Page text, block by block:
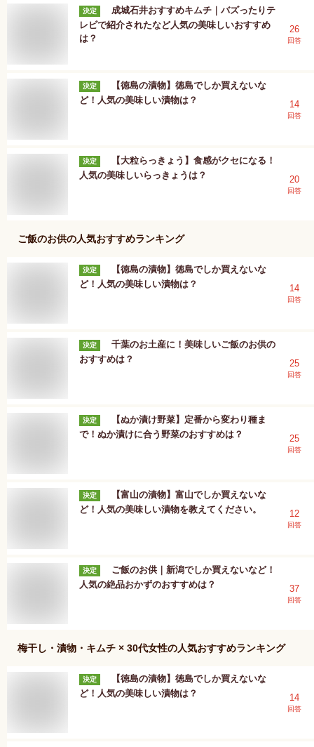
決定
成城石井おすすめキムチ｜バズったりテ
レビで紹介されたなど人気の美味しいおすすめ
は？
26
回答
決定
【徳島の漬物】徳島でしか買えないな
ど！人気の美味しい漬物は？
14
回答
決定
【大粒らっきょう】食感がクセになる！
人気の美味しいらっきょうは？
20
回答
ご飯のお供の人気おすすめランキング
決定
【徳島の漬物】徳島でしか買えないな
ど！人気の美味しい漬物は？
14
回答
決定
千葉のお土産に！美味しいご飯のお供の
おすすめは？
25
回答
決定
【ぬか漬け野菜】定番から変わり種ま
で！ぬか漬けに合う野菜のおすすめは？
25
回答
決定
【富山の漬物】富山でしか買えないな
ど！人気の美味しい漬物を教えてください。
12
回答
決定
ご飯のお供｜新潟でしか買えないなど！
人気の絶品おかずのおすすめは？
37
回答
梅干し・漬物・キムチ × 30代女性の人気おすすめランキング
決定
【徳島の漬物】徳島でしか買えないな
ど！人気の美味しい漬物は？
14
回答